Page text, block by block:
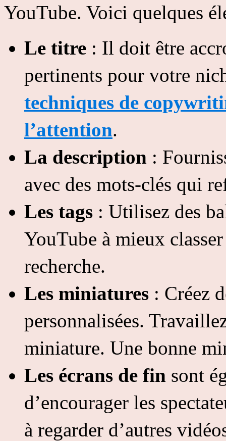
YouTube. Voici quelques
Le titre : Il doit être
pertinents pour votre
techniques de
l’attention.
La description :
avec des mots-clés qui
Les tags : Utilisez des
YouTube à mieux
recherche.
Les miniatures : Créez
personnalisées.
miniature. Une bonne
Les écrans de fin sont
d’encourager les
à regarder d’autres